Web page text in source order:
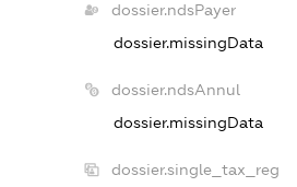
dossier.ndsPayer
dossier.missingData
dossier.ndsAnnul
dossier.missingData
dossier.single_tax_reg